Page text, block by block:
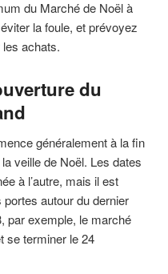
du Marché de Noël à
la foule, et prévoyez
les achats.
du
généralement à la fin
veille de Noël. Les dates
à l’autre, mais il est
autour du dernier
par exemple, le marché
se terminer le 24